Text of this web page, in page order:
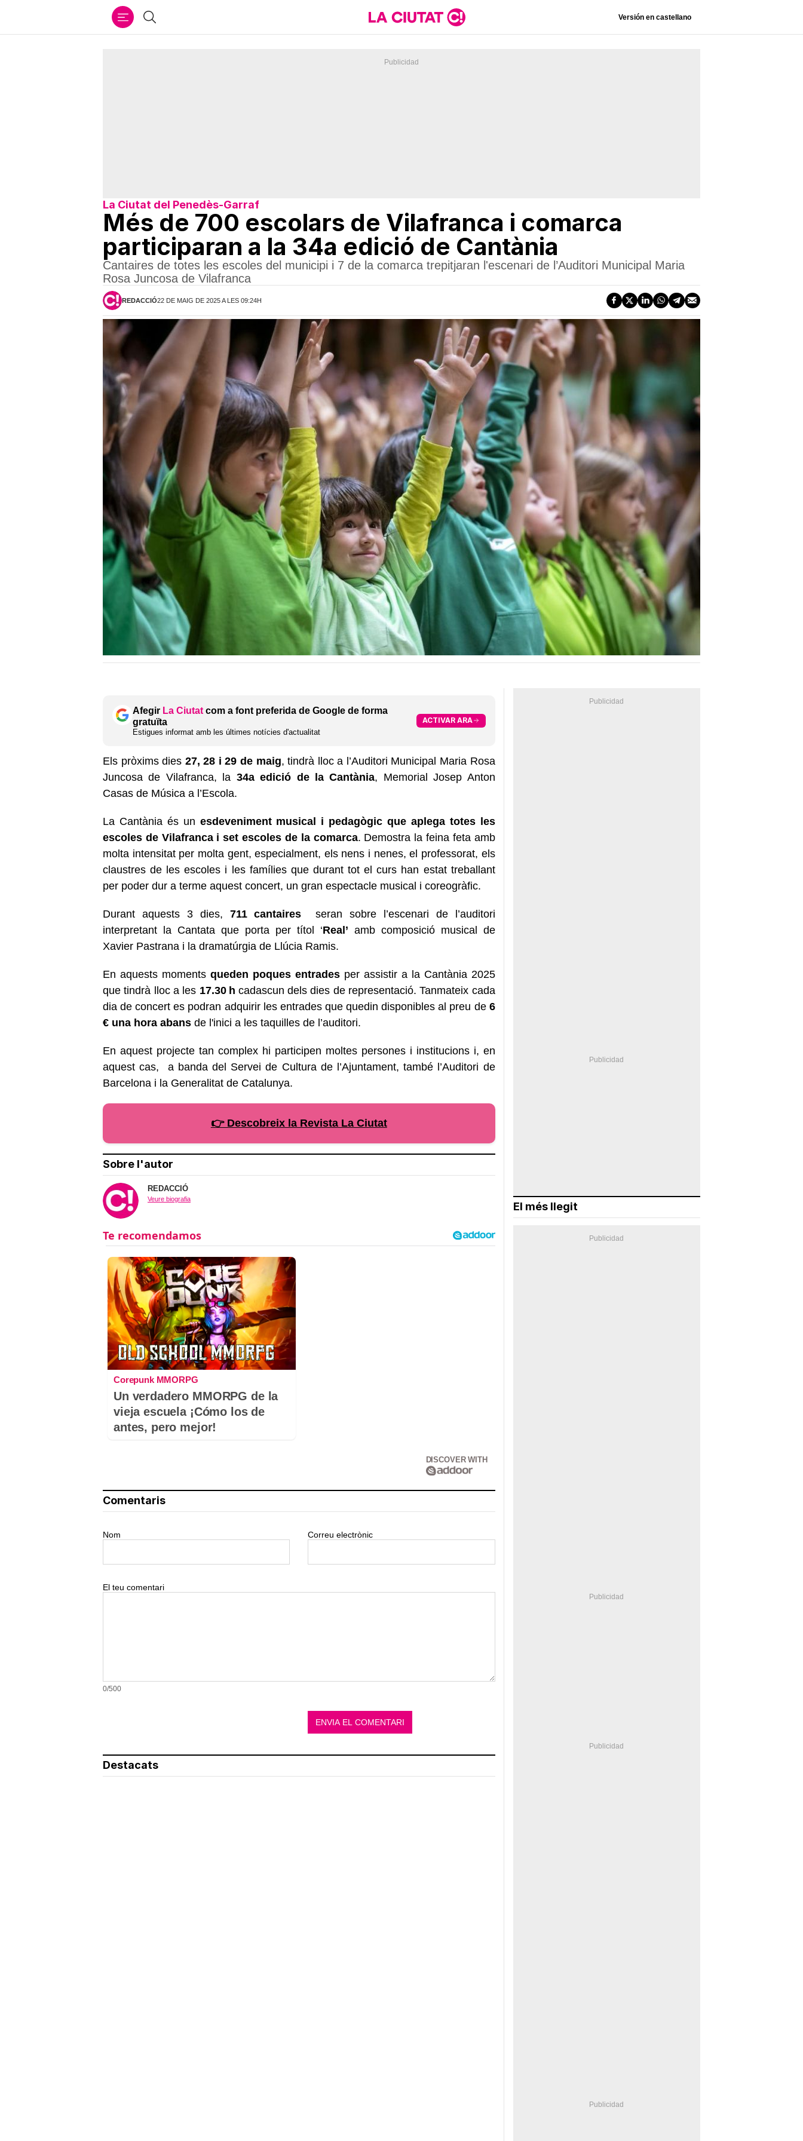
Cercar Versión en castellano
La Ciutat del Penedès-Garraf
Més de 700 escolars de Vilafranca i comarca
participaran a la 34a edició de Cantània
Cantaires de totes les escoles del municipi i 7 de la comarca trepitjaran l'escenari de l’Auditori Municipal Maria
Rosa Juncosa de Vilafranca
REDACCIÓ22 DE MAIG DE 2025 A LES 09:24H
Afegir La Ciutat com a font preferida de Google de forma
gratuïta
Estigues informat amb les últimes notícies d'actualitat
ACTIVAR ARA
Els pròxims dies 27, 28 i 29 de maig, tindrà lloc a l’Auditori Municipal Maria Rosa
Juncosa de Vilafranca, la 34a edició de la Cantània, Memorial Josep Anton
Casas de Música a l’Escola.
La Cantània és un esdeveniment musical i pedagògic que aplega totes les
escoles de Vilafranca i set escoles de la comarca. Demostra la feina feta amb
molta intensitat per molta gent, especialment, els nens i nenes, el professorat, els
claustres de les escoles i les famílies que durant tot el curs han estat treballant
per poder dur a terme aquest concert, un gran espectacle musical i coreogràfic.
Durant aquests 3 dies, 711 cantaires seran sobre l’escenari de l’auditori
interpretant la Cantata que porta per títol ‘Real’ amb composició musical de
Xavier Pastrana i la dramatúrgia de Llúcia Ramis.
En aquests momentsqueden poques entradesper assistir a la Cantània 2025
que tindrà lloc a les 17.30 h cadascun dels dies de representació. Tanmateix cada
dia de concert es podran adquirir les entrades que quedin disponibles al preu de 6
€ una hora abans de l'inici a les taquilles de l’auditori.
En aquest projecte tan complex hi participen moltes persones i institucions i, en
aquest cas, a banda del Servei de Cultura de l’Ajuntament, també l’Auditori de
Barcelona i la Generalitat de Catalunya.
👉 Descobreix la Revista La Ciutat
Sobre l'autor
REDACCIÓ
Veure biografia
Corepunk MMORPG
Un verdadero MMORPG de la
vieja escuela ¡Cómo los de
antes, pero mejor!
DISCOVER WITH
Comentaris
Nom Correu electrònic
El teu comentari
0/500
Destacats
El més llegit